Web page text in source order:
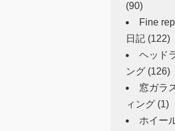
(90)
Fine
日記 (122)
ヘッド
ング (126)
窓ガラ
ィング (1)
ホイー